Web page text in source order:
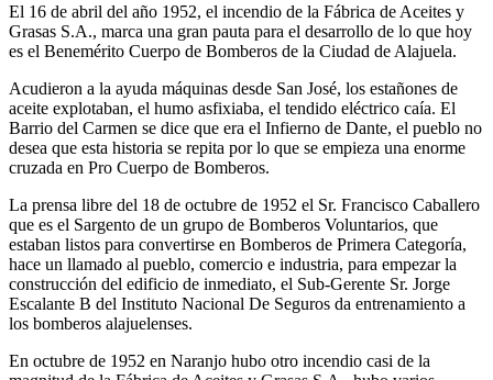
El 16 de abril del año 1952, el incendio de la Fábrica de Aceites y
Grasas S.A., marca una gran pauta para el desarrollo de lo que hoy
es el Benemérito Cuerpo de Bomberos de la Ciudad de Alajuela.
Acudieron a la ayuda máquinas desde San José, los estañones de
aceite explotaban, el humo asfixiaba, el tendido eléctrico caía. El
Barrio del Carmen se dice que era el Infierno de Dante, el pueblo no
desea que esta historia se repita por lo que se empieza una enorme
cruzada en Pro Cuerpo de Bomberos.
La prensa libre del 18 de octubre de 1952 el Sr. Francisco Caballero
que es el Sargento de un grupo de Bomberos Voluntarios, que
estaban listos para convertirse en Bomberos de Primera Categoría,
hace un llamado al pueblo, comercio e industria, para empezar la
construcción del edificio de inmediato, el Sub-Gerente Sr. Jorge
Escalante B del Instituto Nacional De Seguros da entrenamiento a
los bomberos alajuelenses.
En octubre de 1952 en Naranjo hubo otro incendio casi de la